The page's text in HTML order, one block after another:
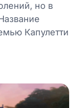
но в
Капулетти